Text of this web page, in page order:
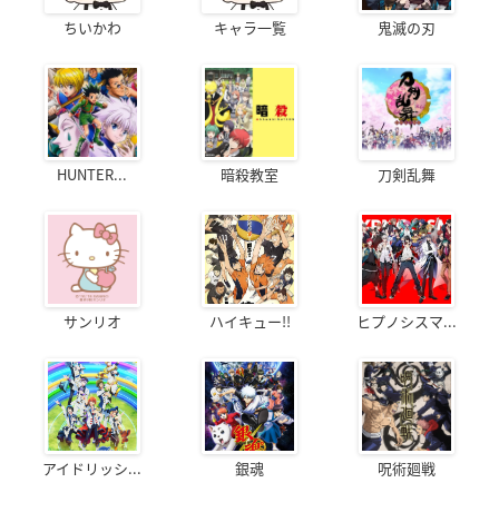
ちいかわ キャラ一覧 鬼滅の刃
HUNTER... 暗殺教室 刀剣乱舞
サンリオ ハイキュー!! ヒプノシスマ...
アイドリッシ... 銀魂 呪術廻戦